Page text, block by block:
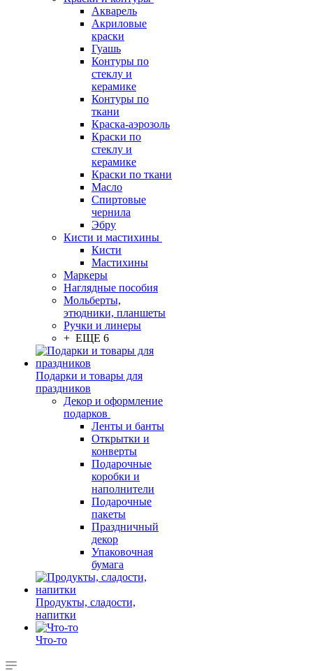
Акварель
Акриловые
краски
Гуашь
Контуры по
стеклу и
керамике
Контуры по
ткани
Краска-аэрозоль
Краски по
стеклу и
керамике
Краски по ткани
Масло
Спиртовые
чернила
Эбру
Кисти и мастихины
Кисти
Мастихины
Маркеры
Наглядные пособия
Мольберты,
этюдники, планшеты
Ручки и линеры
+ ЕЩЕ 6
Подарки и товары для
праздников
Декор и оформление
подарков
Ленты и банты
Открытки и
конверты
Подарочные
коробки и
наполнители
Подарочные
пакеты
Праздничный
декор
Упаковочная
бумага
Продукты, сладости,
напитки
Что-то